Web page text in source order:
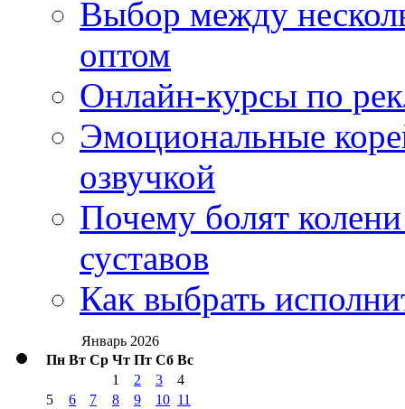
Выбор между
оптом
Онлайн-курсы по
Эмоциональные
озвучкой
Почему болят
суставов
Как выбрать
Январь 2026
Пн Вт Ср Чт Пт Сб Вс
1 2 3
4
5
6 7 8 9 10 11